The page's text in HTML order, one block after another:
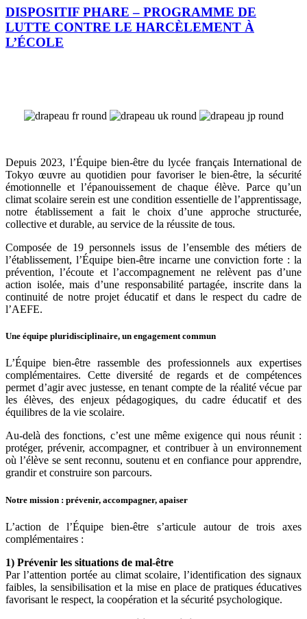
DISPOSITIF PHARE – PROGRAMME DE
LUTTE CONTRE LE HARCÈLEMENT À
L’ÉCOLE
Depuis 2023, l’Équipe bien-être du lycée français International de
Tokyo œuvre au quotidien pour favoriser le bien-être, la sécurité
émotionnelle et l’épanouissement de chaque élève. Parce qu’un
climat scolaire serein est une condition essentielle de l’apprentissage,
notre établissement a fait le choix d’une approche structurée,
collective et durable, au service de la réussite de tous.
Composée de 19 personnels issus de l’ensemble des métiers de
l’établissement, l’Équipe bien-être incarne une conviction forte : la
prévention, l’écoute et l’accompagnement ne relèvent pas d’une
action isolée, mais d’une responsabilité partagée, inscrite dans la
continuité de notre projet éducatif et dans le respect du cadre de
l’AEFE.
Une équipe pluridisciplinaire, un engagement commun
L’Équipe bien-être rassemble des professionnels aux expertises
complémentaires. Cette diversité de regards et de compétences
permet d’agir avec justesse, en tenant compte de la réalité vécue par
les élèves, des enjeux pédagogiques, du cadre éducatif et des
équilibres de la vie scolaire.
Au-delà des fonctions, c’est une même exigence qui nous réunit :
protéger, prévenir, accompagner, et contribuer à un environnement
où l’élève se sent reconnu, soutenu et en confiance pour apprendre,
grandir et construire son parcours.
Notre mission : prévenir, accompagner, apaiser
L’action de l’Équipe bien-être s’articule autour de trois axes
complémentaires :
1) Prévenir les situations de mal-être
Par l’attention portée au climat scolaire, l’identification des signaux
faibles, la sensibilisation et la mise en place de pratiques éducatives
favorisant le respect, la coopération et la sécurité psychologique.